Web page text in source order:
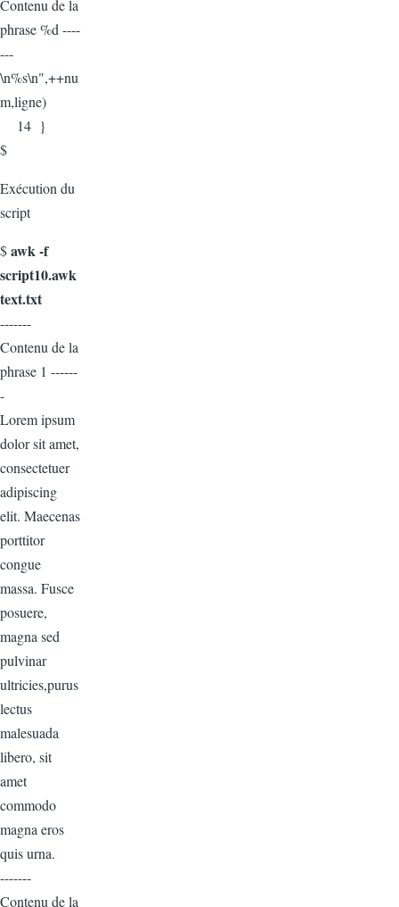
Contenu de la
phrase %d ----
---
\n%s\n",++nu
m,ligne)
14 }
$
Exécution du
script
$awk -f
script10.awk
text.txt
-------
Contenu de la
phrase 1 ------
-
Lorem ipsum
dolor sit amet,
consectetuer
adipiscing
elit. Maecenas
porttitor
congue
massa. Fusce
posuere,
magna sed
pulvinar
ultricies,purus
lectus
malesuada
libero, sit
amet
commodo
magna eros
quis urna.
-------
Contenu de la